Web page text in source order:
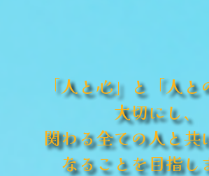
「人と心」と「人
大切にし、
関わる全ての人と共
なることを目指し